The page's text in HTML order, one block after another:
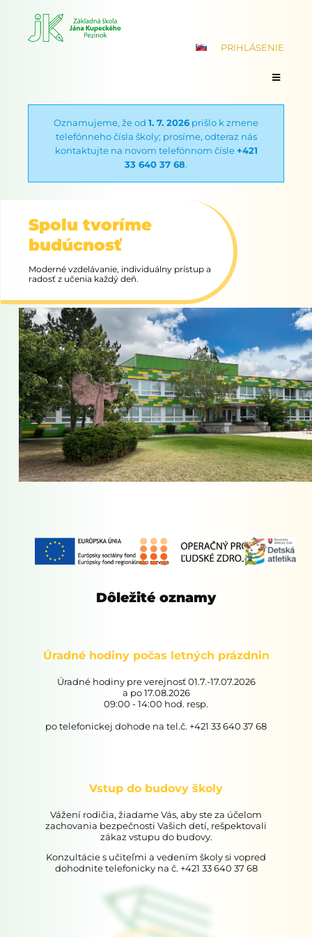
PRIHLÁSENIE
Oznamujeme, že od 1. 7. 2026 prišlo k zmene
telefónneho čísla školy; prosíme, odteraz nás
kontaktujte na novom telefónnom čísle+421
33 640 37 68.
Spolu tvoríme
budúcnosť
Moderné vzdelávanie, individuálny prístup a
radosť z učenia každý deň.
Dôležité oznamy
Úradné hodiny počas letných prázdnin
Úradné hodiny pre verejnosť 01.7.-17.07.2026
a po 17.08.2026
09:00 - 14:00 hod. resp.
po telefonickej dohode na tel.č. +421 33 640 37 68
Vstup do budovy školy
Vážení rodičia, žiadame Vás, aby ste za účelom
zachovania bezpečnosti Vašich detí, rešpektovali
zákaz vstupu do budovy.
Konzultácie s učiteľmi a vedením školy si vopred
dohodnite telefonicky na č. +421 33 640 37 68